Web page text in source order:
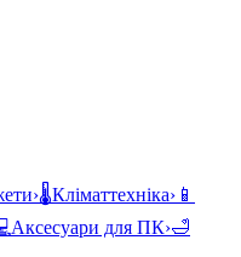
›🌡️Кліматтехніка› 📱
Аксесуари для ПК›🛁